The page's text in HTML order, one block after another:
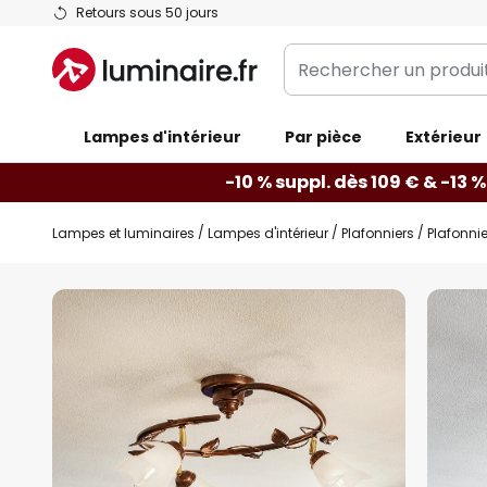
Retours sous 50 jours
Allez
contenu
Rechercher
un
catégorie...
Lampes d'intérieur Par pièce Extérieur
-10 % suppl. dès 109 € & -13
Lampes et luminaires Lampes d'intérieur Plafonniers
Skip
end
of